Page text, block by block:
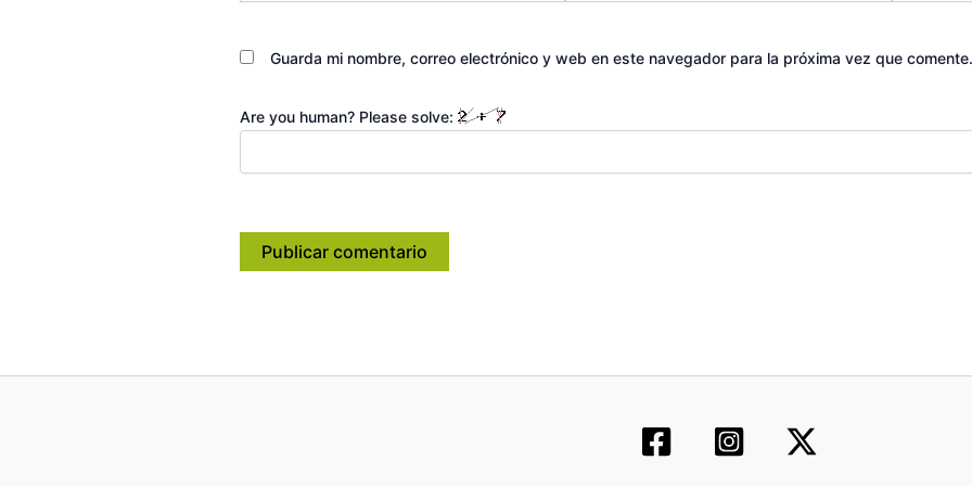
Guarda mi nombre, correo electrónico y web en este navegador para la próxima vez que comente.
Are you human? Please solve: